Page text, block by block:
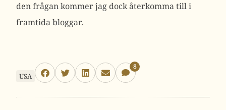
den frågan kommer jag dock återkomma till i
framtida bloggar.
USA
8